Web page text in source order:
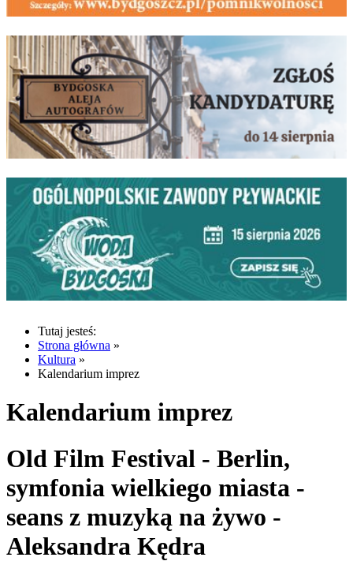
Tutaj jesteś:
Strona główna »
Kultura »
Kalendarium imprez
Kalendarium imprez
Old Film Festival - Berlin,
symfonia wielkiego miasta -
seans z muzyką na żywo -
Aleksandra Kędra